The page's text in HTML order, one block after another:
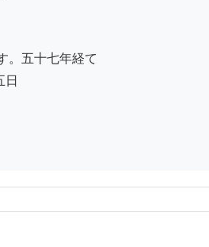
。五十七年経て
日